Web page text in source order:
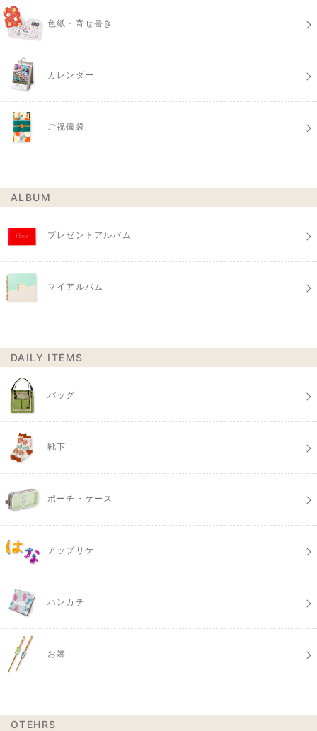
色紙・寄せ書き
カレンダー
ご祝儀袋
ALBUM
プレゼントアルバム
マイアルバム
DAILY ITEMS
バッグ
靴下
ポーチ・ケース
アップリケ
ハンカチ
お箸
OTEHRS